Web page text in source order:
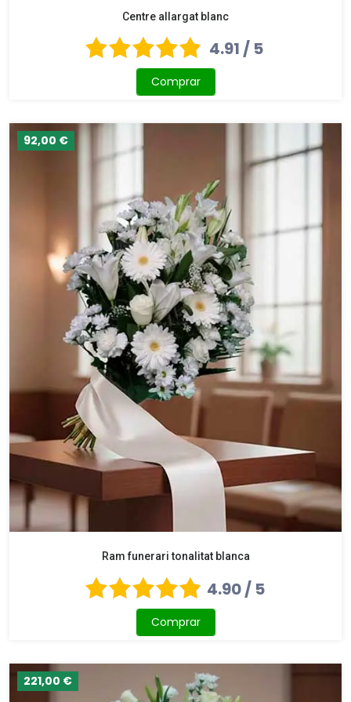
Centre allargat blanc
4.91 / 5
Comprar
92,00 €
Ram funerari tonalitat blanca
4.90 / 5
Comprar
221,00 €